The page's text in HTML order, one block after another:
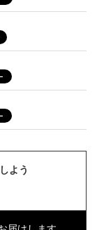
しよう